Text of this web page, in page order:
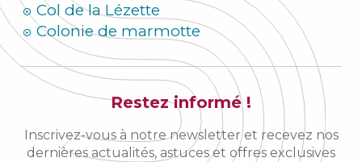
Col de la Lézette
Colonie de marmotte
Restez informé !
Inscrivez-vous à notre newsletter et recevez nos
dernières actualités, astuces et offres exclusives